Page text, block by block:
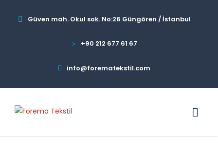
Güven mah. Okul sok. No:26 Güngören / İstanbul
+90 212 677 61 67
info@forematekstil.com